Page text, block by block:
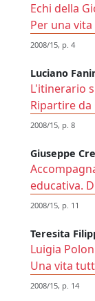
Echi della
Per una
2008/15, p. 4
Luciano
L'itinerario
Ripartire da
2008/15, p. 8
Giuseppe
educativa.
2008/15, p. 11
Teresita
Luigia
Una vita
2008/15, p. 14